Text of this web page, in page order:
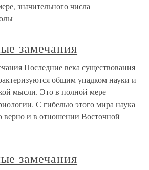
значительного числа
замечания
Последние века существования
общим упадком науки и
мысли. Это в полной мере
С гибелью этого мира наука
верно и в отношении Восточной
замечания